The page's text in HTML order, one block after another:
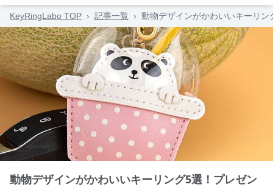
KeyRingLabo TOP › 記事一覧 › 動物デザインがかわいいキーリ
動物デザインがかわいいキーリング5選！プレゼン